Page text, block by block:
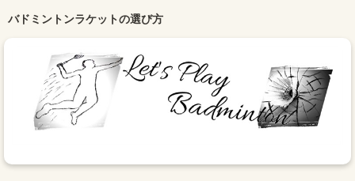
バドミントンラケットの選び方